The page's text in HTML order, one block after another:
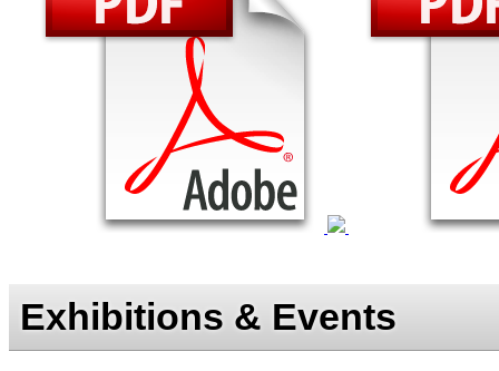
Exhibitions & Events